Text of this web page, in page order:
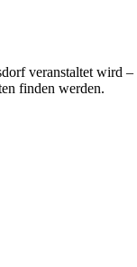
veranstaltet wird
finden werden.